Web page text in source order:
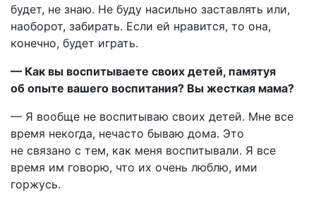
будет, не знаю. Не буду насильно заставлять или,
наоборот, забирать. Если ей нравится, то она,
конечно, будет играть.
— Как вы воспитываете своих детей, памятуя
об опыте вашего воспитания? Вы жесткая мама?
— Я вообще не воспитываю своих детей. Мне все
время некогда, нечасто бываю дома. Это
не связано с тем, как меня воспитывали. Я все
время им говорю, что их очень люблю, ими
горжусь.